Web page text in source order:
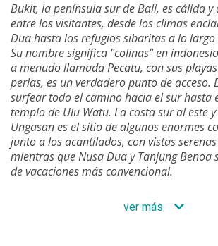
Bukit, la península sur de Bali, es cálida
entre los visitantes, desde los climas
Dua hasta los refugios sibaritas a lo largo
Su nombre significa "colinas" en
a menudo llamada Pecatu, con sus
perlas, es un verdadero punto de acceso.
surfear todo el camino hacia el sur hasta
templo de Ulu Watu. La costa sur al este
Ungasan es el sitio de algunos enormes
junto a los acantilados, con vistas
mientras que Nusa Dua y Tanjung Benoa
de vacaciones más convencional.
ver más